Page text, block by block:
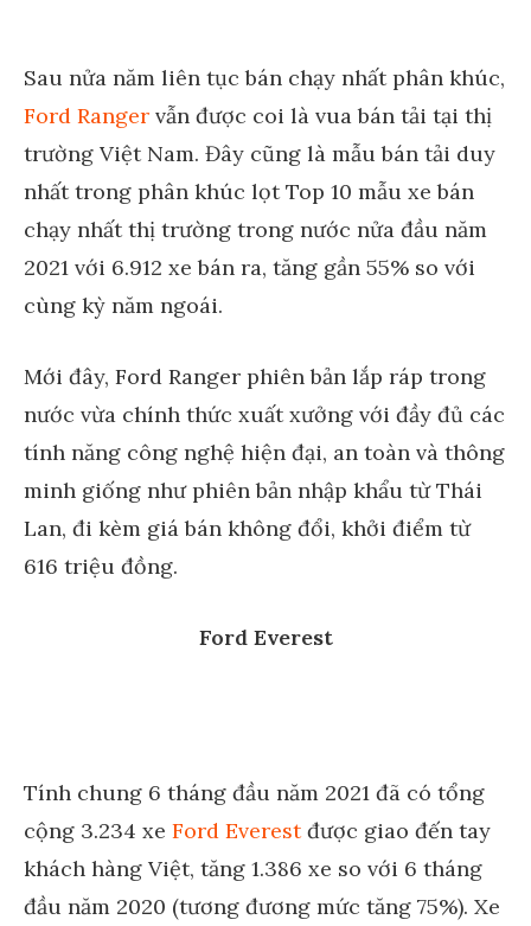
Sau nửa năm liên tục bán chạy nhất phân khúc,
Ford Ranger vẫn được coi là vua bán tải tại thị
trường Việt Nam. Đây cũng là mẫu bán tải duy
nhất trong phân khúc lọt Top 10 mẫu xe bán
chạy nhất thị trường trong nước nửa đầu năm
2021 với 6.912 xe bán ra, tăng gần 55% so với
cùng kỳ năm ngoái.
Mới đây, Ford Ranger phiên bản lắp ráp trong
nước vừa chính thức xuất xưởng với đầy đủ các
tính năng công nghệ hiện đại, an toàn và thông
minh giống như phiên bản nhập khẩu từ Thái
Lan, đi kèm giá bán không đổi, khởi điểm từ
616 triệu đồng.
Ford Everest
Tính chung 6 tháng đầu năm 2021 đã có tổng
cộng 3.234 xe Ford Everestđược giao đến tay
khách hàng Việt, tăng 1.386 xe so với 6 tháng
đầu năm 2020 (tương đương mức tăng 75%). Xe